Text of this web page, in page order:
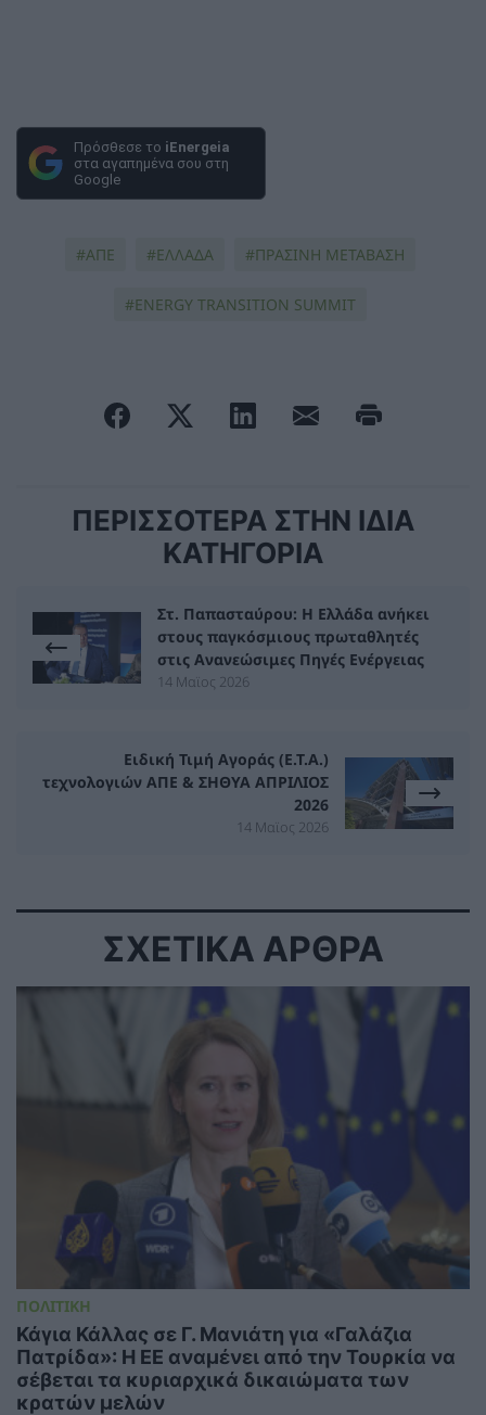
Πρόσθεσε το iEnergeia
στα αγαπημένα σου στη
Google
ΑΠΕ ΕΛΛΑΔΑ ΠΡΑΣΙΝΗ ΜΕΤΑΒΑΣΗ
ENERGY TRANSITION SUMMIT
ΠΕΡΙΣΣΟΤΕΡΑ ΣΤΗΝ ΙΔΙΑ
ΚΑΤΗΓΟΡΙΑ
Στ. Παπασταύρου: Η Ελλάδα ανήκει
στους παγκόσμιους πρωταθλητές
στις Ανανεώσιμες Πηγές Ενέργειας
14 Μαϊος 2026
Ειδική Τιμή Αγοράς (Ε.Τ.Α.)
τεχνολογιών ΑΠΕ & ΣΗΘΥΑ ΑΠΡΙΛΙΟΣ
2026
14 Μαϊος 2026
ΣΧΕΤΙΚΑ ΑΡΘΡΑ
ΠΟΛΙΤΙΚΗ
Κάγια Κάλλας σε Γ. Μανιάτη για «Γαλάζια
Πατρίδα»: Η ΕΕ αναμένει από την Τουρκία να
σέβεται τα κυριαρχικά δικαιώματα των
κρατών μελών